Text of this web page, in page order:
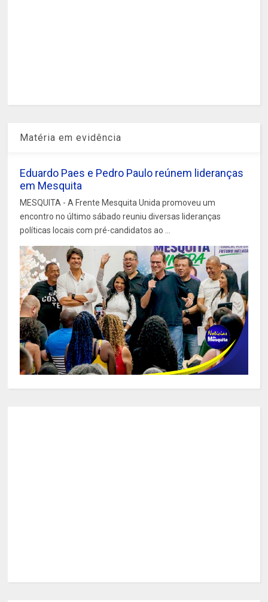
Matéria em evidência
Eduardo Paes e Pedro Paulo reúnem lideranças
em Mesquita
MESQUITA - A Frente Mesquita Unida promoveu um
encontro no último sábado reuniu diversas lideranças
políticas locais com pré-candidatos ao ...